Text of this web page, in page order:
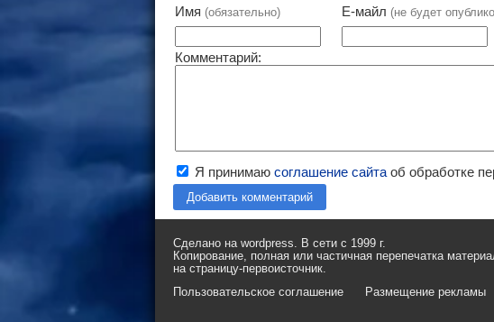
Имя (обязательно) Е-майл (не будет
Комментарий:
Я принимаю соглашение сайта об обработке
Добавить комментарий
Сделано на wordpress. В сети с 1999 г.
Копирование, полная или частичная перепечатка
на страницу-первоисточник.
Пользовательское соглашение
Размещение рекламы